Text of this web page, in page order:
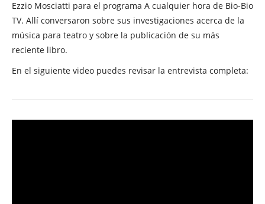
Ezzio Mosciatti para el programa A cualquier hora de Bio-Bio
TV. Allí conversaron sobre sus investigaciones acerca de la
música para teatro y sobre la publicación de su más
reciente libro.
En el siguiente video puedes revisar la entrevista completa: